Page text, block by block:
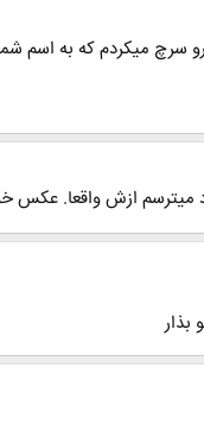
سرچ میکردم که به اسم
ازش واقعا. عكس